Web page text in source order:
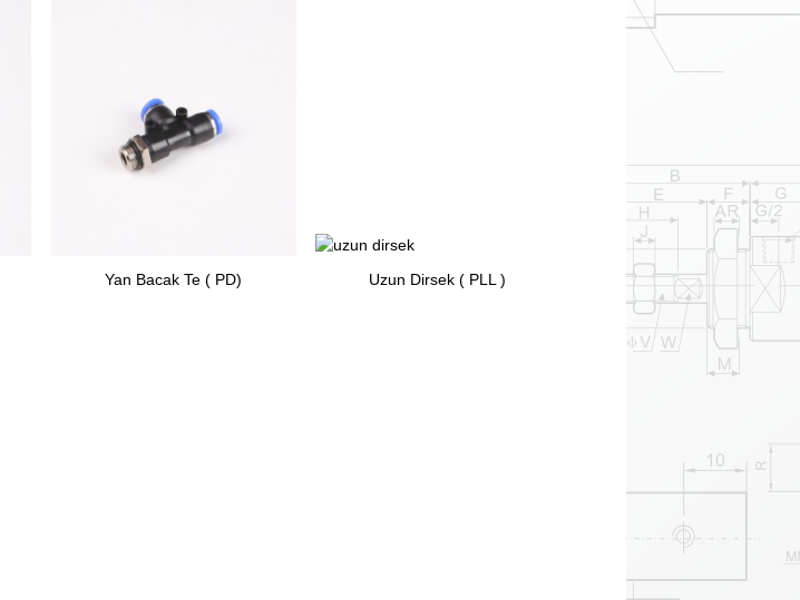
Yan Bacak Te ( PD) Uzun Dirsek ( PLL )